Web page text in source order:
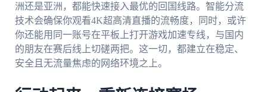
洲还是亚洲，都能快速接入最优的回国线路。智能分流
技术会确保你观看4K超高清直播的流畅度，同时，或许
你还能用同一账号在平板上打开游戏加速专线，与国内
的朋友在赛后线上切磋两把。这一切，都建立在稳定、
安全且无流量焦虑的网络环境之上。